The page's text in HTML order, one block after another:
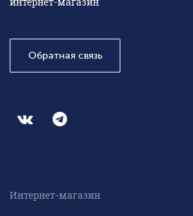
Обратная связь
Интернет-магазин